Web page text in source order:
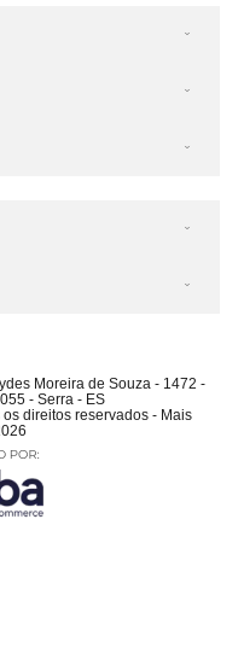
Moreira de Souza - 1472 -
- Serra - ES
direitos reservados - Mais